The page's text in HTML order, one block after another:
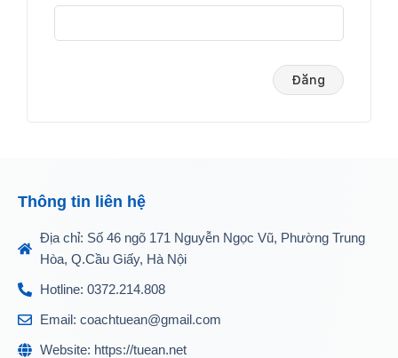
Thông tin liên hệ
Địa chỉ: Số 46 ngõ 171 Nguyễn Ngọc Vũ, Phường Trung
Hòa, Q.Cầu Giấy, Hà Nội
Hotline: 0372.214.808
Email: coachtuean@gmail.com
Website: https://tuean.net